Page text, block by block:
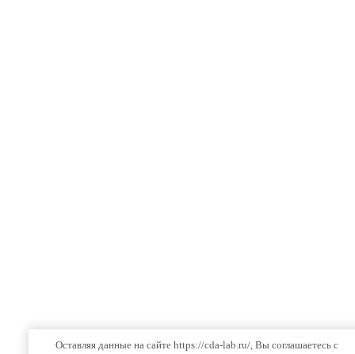
Оставляя данные на сайте https://cda-lab.ru/, Вы соглашаетесь с